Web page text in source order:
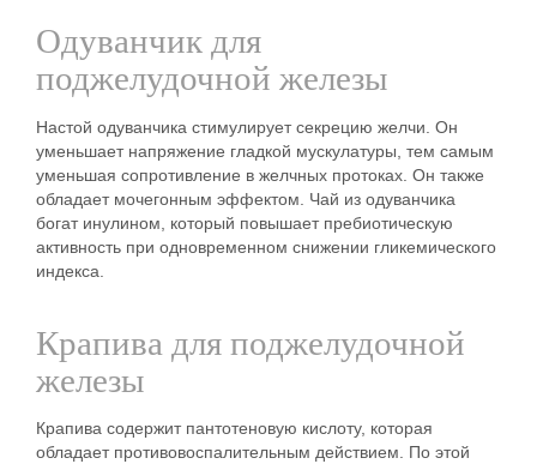
Одуванчик для
поджелудочной железы
Настой одуванчика стимулирует секрецию желчи. Он
уменьшает напряжение гладкой мускулатуры, тем самым
уменьшая сопротивление в желчных протоках. Он также
обладает мочегонным эффектом. Чай из одуванчика
богат инулином, который повышает пребиотическую
активность при одновременном снижении гликемического
индекса.
Крапива для поджелудочной
железы
Крапива содержит пантотеновую кислоту, которая
обладает противовоспалительным действием. По этой